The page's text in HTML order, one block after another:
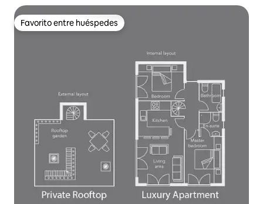
Favorito entre huéspedes
Favorito entre huéspedes